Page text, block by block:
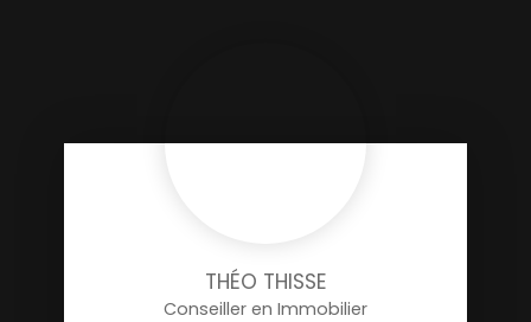
THÉO THISSE
Conseiller en Immobilier